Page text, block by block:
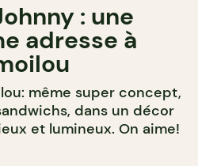
: une
adresse à
même super concept,
dans un décor
et lumineux. On aime!